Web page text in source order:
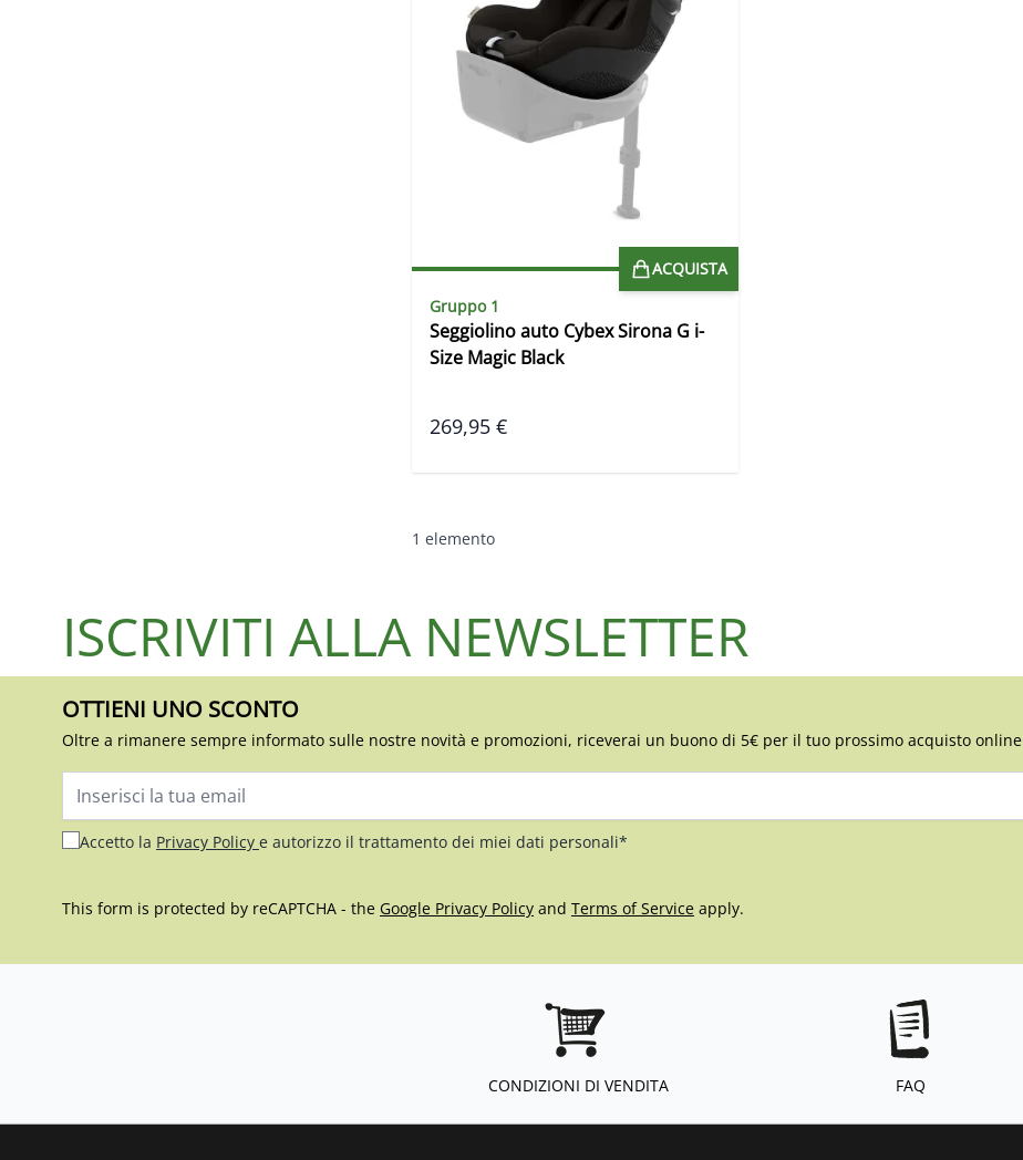
ACQUISTA
Gruppo 1
Seggiolino auto Cybex Sirona G i-
Size Magic Black
269,95 €
1 elemento
ISCRIVITI ALLA NEWSLETTER
OTTIENI UNO SCONTO
Oltre a rimanere sempre informato sulle nostre novità e promozioni, riceverai un buono di 5€ per il tuo prossimo acquisto online
Indirizzo email
Accetto la Privacy Policy e autorizzo il trattamento dei miei dati personali*
This form is protected by reCAPTCHA - the Google Privacy Policy and Terms of Service apply.
CONDIZIONI DI VENDITA FAQ